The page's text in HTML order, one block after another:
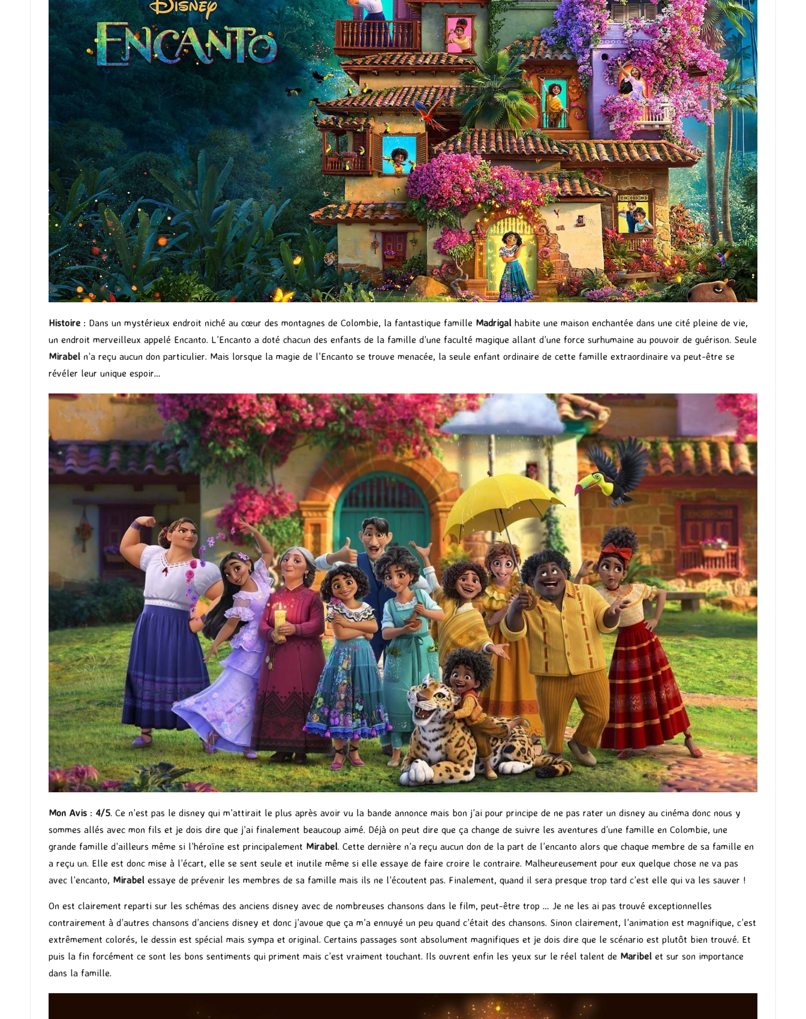
Histoire : Dans un mystérieux endroit niché au cœur des montagnes de Colombie, la fantastique famille Madrigal habite une maison enchantée dans une cité pleine de vie,
un endroit merveilleux appelé Encanto. L’Encanto a doté chacun des enfants de la famille d’une faculté magique allant d’une force surhumaine au pouvoir de guérison. Seule
Mirabel n’a reçu aucun don particulier. Mais lorsque la magie de l’Encanto se trouve menacée, la seule enfant ordinaire de cette famille extraordinaire va peut-être se
révéler leur unique espoir…
Mon Avis : 4/5. Ce n’est pas le disney qui m’attirait le plus après avoir vu la bande annonce mais bon j’ai pour principe de ne pas rater un disney au cinéma donc nous y
sommes allés avec mon fils et je dois dire que j’ai finalement beaucoup aimé. Déjà on peut dire que ça change de suivre les aventures d’une famille en Colombie, une
grande famille d’ailleurs même si l’héroïne est principalement Mirabel. Cette dernière n’a reçu aucun don de la part de l’encanto alors que chaque membre de sa famille en
a reçu un. Elle est donc mise à l’écart, elle se sent seule et inutile même si elle essaye de faire croire le contraire. Malheureusement pour eux quelque chose ne va pas
avec l’encanto, Mirabel essaye de prévenir les membres de sa famille mais ils ne l’écoutent pas. Finalement, quand il sera presque trop tard c’est elle qui va les sauver !
On est clairement reparti sur les schémas des anciens disney avec de nombreuses chansons dans le film, peut-être trop … Je ne les ai pas trouvé exceptionnelles
contrairement à d’autres chansons d’anciens disney et donc j’avoue que ça m’a ennuyé un peu quand c’était des chansons. Sinon clairement, l’animation est magnifique, c’est
extrêmement colorés, le dessin est spécial mais sympa et original. Certains passages sont absolument magnifiques et je dois dire que le scénario est plutôt bien trouvé. Et
puis la fin forcément ce sont les bons sentiments qui priment mais c’est vraiment touchant. Ils ouvrent enfin les yeux sur le réel talent de Maribel et sur son importance
dans la famille.